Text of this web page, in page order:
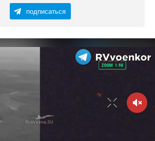
подписаться